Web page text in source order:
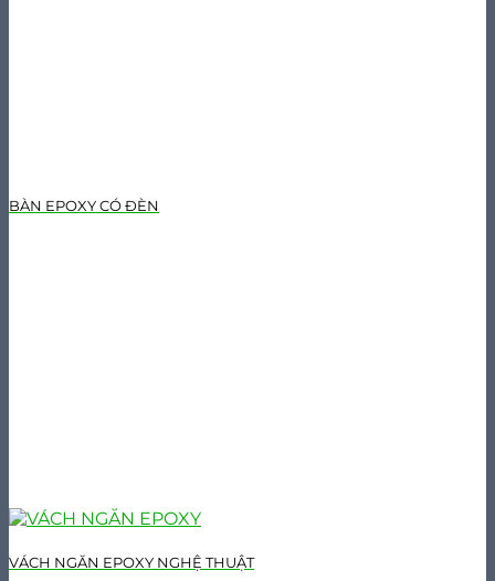
BÀN EPOXY CÓ ĐÈN
VÁCH NGĂN EPOXY NGHỆ THUẬT